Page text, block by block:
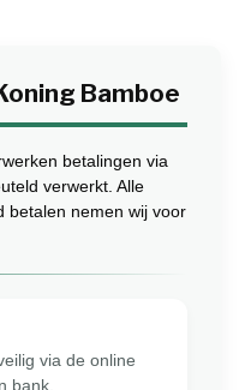
Bamboe
betalingen via
verwerkt. Alle
betalen nemen wij voor
via de online
bank.